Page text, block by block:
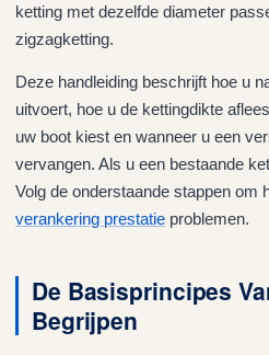
ketting met dezelfde diameter
zigzagketting.
Deze handleiding beschrijft hoe u
uitvoert, hoe u de kettingdikte
uw boot kiest en wanneer u een
vervangen. Als u een bestaande
Volg de onderstaande stappen om
verankering prestatie problemen.
De Basisprincipes
Begrijpen